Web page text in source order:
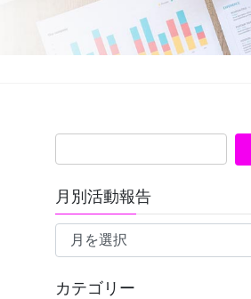
月別活動報告
月
動
カテゴリー